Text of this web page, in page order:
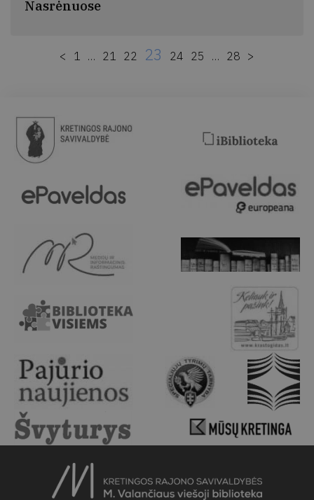
Nasrėnuose
Nasrėnuose, buvusiuose senelių globos namuose.
< 1 … 21 22 23 24 25 … 28 >